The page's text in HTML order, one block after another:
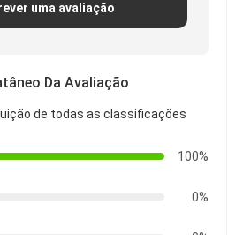
uma avaliação
Da Avaliação
de todas as classificações
100%
0%